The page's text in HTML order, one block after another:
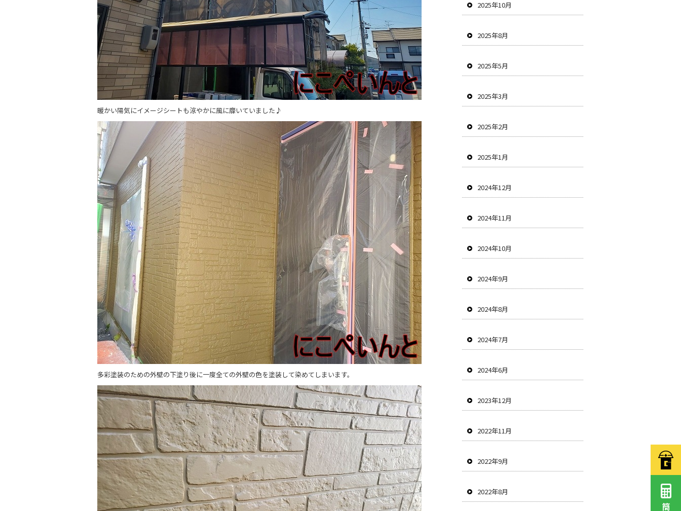
暖かい陽気にイメージシートも涼やかに風に靡いていました♪
多彩塗装のための外壁の下塗り後に一度全ての外壁の色を塗装して染めてしまいます。
2025年10月
2025年8月
2025年5月
2025年3月
2025年2月
2025年1月
2024年12月
2024年11月
2024年10月
2024年9月
2024年8月
2024年7月
2024年6月
2023年12月
2022年11月
2022年9月
2022年8月